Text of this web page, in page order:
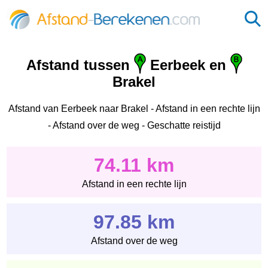
Afstand tussen
Eerbeek en
Brakel
Afstand van Eerbeek naar Brakel - Afstand in een rechte lijn
- Afstand over de weg - Geschatte reistijd
74.11 km
Afstand in een rechte lijn
97.85 km
Afstand over de weg